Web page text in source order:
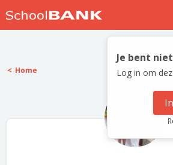
Nostalgische
Log in
Meld je gratis aan
Je bent
Log in om
Home